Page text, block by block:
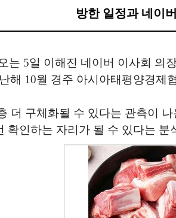
방한 일정과 네이
5일 이해진 네이버 이사회 의
해 10월 경주 아시아태평양경제
더 구체화될 수 있다는 관측이
확인하는 자리가 될 수 있다는 분